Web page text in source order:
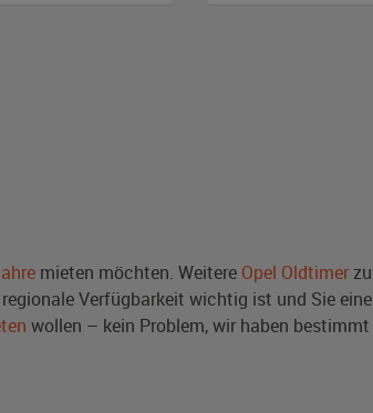
mieten möchten. Weitere Opel Oldtimer
Verfügbarkeit wichtig ist und Sie eine
wollen – kein Problem, wir haben